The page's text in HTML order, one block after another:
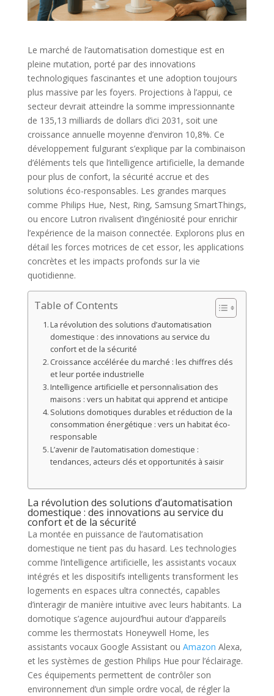
Le marché de l’automatisation domestique est en
pleine mutation, porté par des innovations
technologiques fascinantes et une adoption toujours
plus massive par les foyers. Projections à l’appui, ce
secteur devrait atteindre la somme impressionnante
de 135,13 milliards de dollars d’ici 2031, soit une
croissance annuelle moyenne d’environ 10,8%. Ce
développement fulgurant s’explique par la combinaison
d’éléments tels que l’intelligence artificielle, la demande
pour plus de confort, la sécurité accrue et des
solutions éco-responsables. Les grandes marques
comme Philips Hue, Nest, Ring, Samsung SmartThings,
ou encore Lutron rivalisent d’ingéniosité pour enrichir
l’expérience de la maison connectée. Explorons plus en
détail les forces motrices de cet essor, les applications
concrètes et les impacts profonds sur la vie
quotidienne.
Table of Contents
La révolution des solutions d’automatisation
domestique : des innovations au service du
confort et de la sécurité
Croissance accélérée du marché : les chiffres clés
et leur portée industrielle
Intelligence artificielle et personnalisation des
maisons : vers un habitat qui apprend et anticipe
Solutions domotiques durables et réduction de la
consommation énergétique : vers un habitat éco-
responsable
L’avenir de l’automatisation domestique :
tendances, acteurs clés et opportunités à saisir
La révolution des solutions d’automatisation
domestique : des innovations au service du
confort et de la sécurité
La montée en puissance de l’automatisation
domestique ne tient pas du hasard. Les technologies
comme l’intelligence artificielle, les assistants vocaux
intégrés et les dispositifs intelligents transforment les
logements en espaces ultra connectés, capables
d’interagir de manière intuitive avec leurs habitants. La
domotique s’agence aujourd’hui autour d’appareils
comme les thermostats Honeywell Home, les
assistants vocaux Google Assistant ou Amazon Alexa,
et les systèmes de gestion Philips Hue pour l’éclairage.
Ces équipements permettent de contrôler son
environnement d’un simple ordre vocal, de régler la